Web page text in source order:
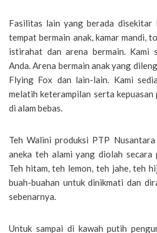
Fasilitas lain yang berada disekitar
tempat bermain anak, kamar mandi,
istirahat dan arena bermain. Kami
Anda. Arena bermain anak yang
Flying Fox dan lain-lain. Kami
melatih keterampilan serta
di alam bebas.
Teh Walini produksi PTP
aneka teh alami yang diolah
Teh hitam, teh lemon, teh jahe, teh
buah-buahan untuk dinikmati dan
sebenarnya.
Untuk sampai di kawah putih